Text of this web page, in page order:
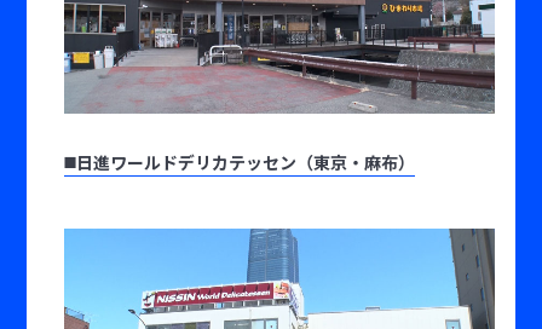
◼️日進ワールドデリカテッセン（東京・麻布）